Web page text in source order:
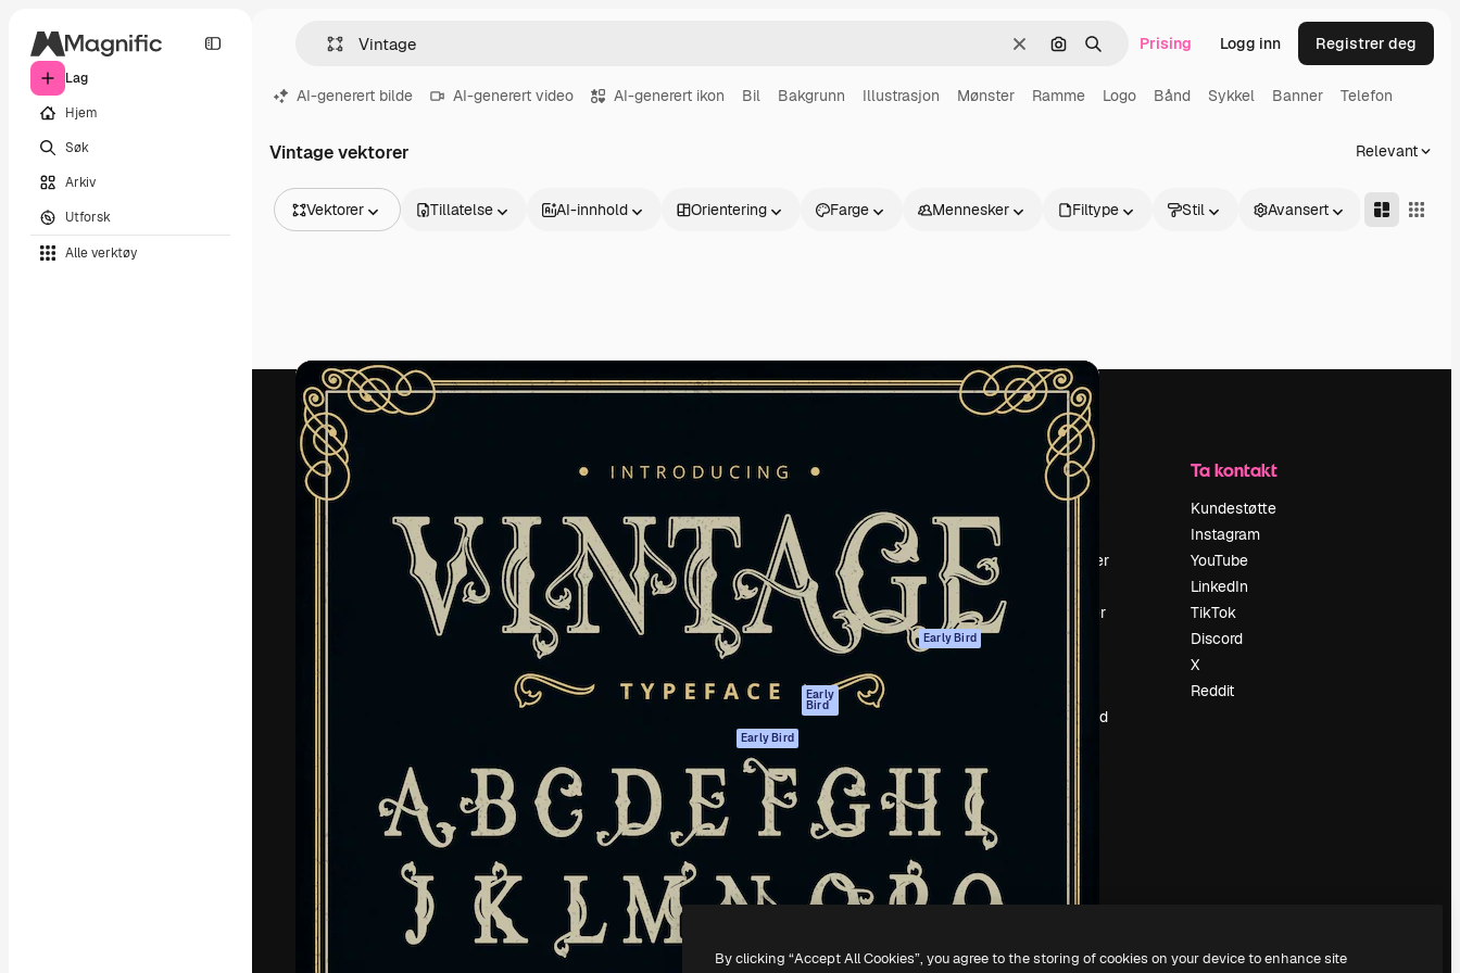
Lag
Hjem
Søk
Arkiv
Utforsk
Alle verktøy
Slett Søk etter bilde
Søk Prising Logg inn Registrer deg
AI-generert bilde AI-generert video AI-generert ikon Bil Bakgrunn Illustrasjon Mønster Ramme Logo Bånd Sykkel Banner Telefon
Vintage vektorer Relevant
Vektorer
Videoer
Opptak
Bevegelsesgrafikk
Videomaler
Ikoner
3D-modeller
Skrifter
Tillatelse AI-innhold Orientering Farge Mennesker Filtype Stil Avansert
beste arbeid. Mer enn 1 million abonnenter
blant kreative, selskaper, byråer og studioer.
Norsk bokmål
Produkter
AI-assistent
AI Image Generator
AI-videogenerator
AI-
stemmegenerator
Arkivinnhold
MCP for
Early
Bird
Early Bird
API
Mobilapp
Alle Magnific-
verktøy
Academy
Dokumentasjon
Support
Vilkår for bruk
Personvernerklæring
Originaler Early Bird
informasjonskapsler
Tillitssenter
For bedrifter
Selskap
Prising
Om oss
Anmeldelser
Karrierer
Søketrender
Hendelser
Slidesgo
Selg innhold
Presserom
Leter etter
magnific.ai
Ta kontakt
Kundestøtte
Instagram
YouTube
LinkedIn
TikTok
Discord
X
Reddit
Copyright © 2010-2026 Freepik Company S.L.U. Alle rettigheter forbeholdt.
By clicking “Accept All Cookies”, you agree to the storing of cookies on your device to enhance site